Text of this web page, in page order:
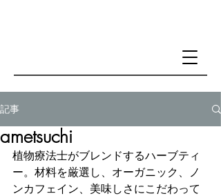
記事
ametsuchi
植物療法士がブレンドするハーブティ
ー。材料を厳選し、オーガニック、ノ
ンカフェイン、美味しさにこだわって